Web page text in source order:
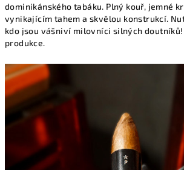
dominikánského tabáku. Plný kouř, jemné
vynikajícím tahem a skvělou konstrukcí.
kdo jsou vášniví milovníci silných doutníků!
produkce.